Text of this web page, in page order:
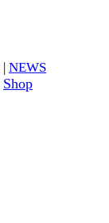
| NEWS
Shop